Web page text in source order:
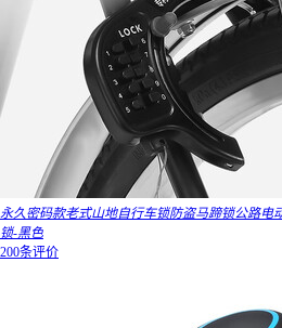
永久密码款老式山地自行车锁防盗马蹄锁公路电
锁-黑色
200条评价